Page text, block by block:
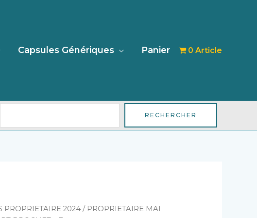
Capsules Génériques Panier 0 Article
RECHERCHER
PROPRIETAIRE 2024 / PROPRIETAIRE MAI